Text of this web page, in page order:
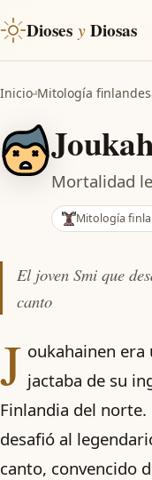
Dioses y Diosas
Inicio Mitología
Mortalidad
Mitología
El joven Smi que
canto
J oukahainen era
jactaba de su
Finlandia del
desafió al
canto, convencido